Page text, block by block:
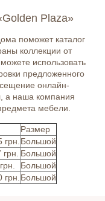
Plaza»
поможет каталог
коллекции от
использовать
предложенного
онлайн-
а наша компания
мебели.
Размер
грн. Большой
Большой
Большой
грн. Большой